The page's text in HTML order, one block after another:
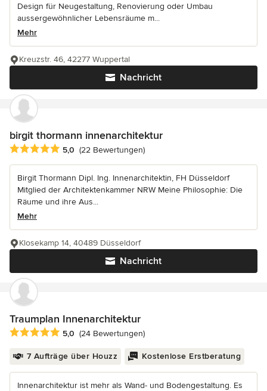
Design für Neugestaltung, Renovierung oder Umbau
aussergewöhnlicher Lebensräume m...
Mehr
Nachricht
Kreuzstr. 46, 42277 Wuppertal
birgit thormann innenarchitektur
Durchschnittliche Bewertung: 5 von 5 Sternen
5,0 (22 Bewertungen)
Birgit Thormann Dipl. Ing. Innenarchitektin, FH Düsseldorf
Mitglied der Architektenkammer NRW Meine Philosophie: Die
Räume und ihre Aus...
Mehr
Nachricht
Klosekamp 14, 40489 Düsseldorf
Traumplan Innenarchitektur
Durchschnittliche Bewertung: 5 von 5 Sternen
5,0 (24 Bewertungen)
7 Aufträge über Houzz Kostenlose Erstberatung
Innenarchitektur ist mehr als Wand- und Bodengestaltung. Es